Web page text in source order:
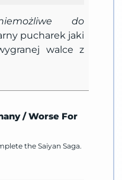
do
pucharek jaki
walce z
/Worse For
the Saiyan Saga.